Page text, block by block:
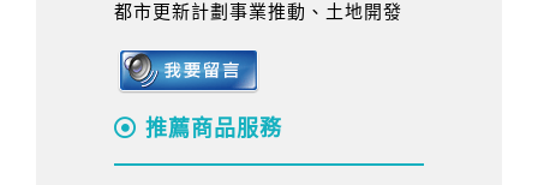
都市更新計劃事業推動、土地開發
推薦商品服務